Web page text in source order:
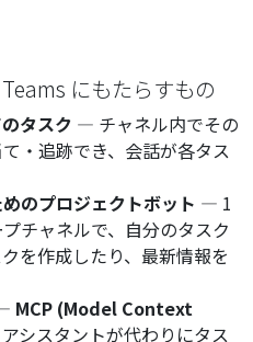
にもたらすもの
タスク — チャネル内でその
・追跡でき、会話が各タス
のプロジェクトボット — 1
チャネルで、自分のタスク
を作成したり、最新情報を
MCP (Model Context
シスタントが代わりにタス